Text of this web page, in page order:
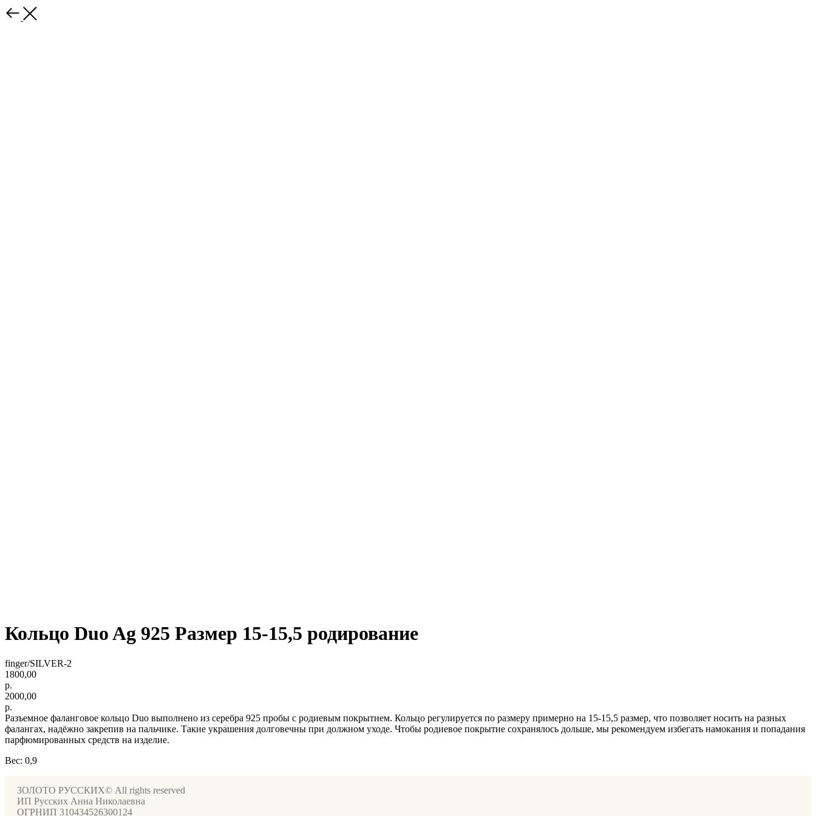
Кольцо Duo Ag 925 Размер 15-15,5 родирование
finger/SILVER-2
1800,00
р.
2000,00
р.
Разъемное фаланговое кольцо Duo выполнено из серебра 925 пробы с родиевым покрытием. Кольцо регулируется по размеру примерно на 15-15,5 размер, что позволяет носить на разных
фалангах, надёжно закрепив на пальчике. Такие украшения долговечны при должном уходе. Чтобы родиевое покрытие сохранялось дольше, мы рекомендуем избегать намокания и попадания
парфюмированных средств на изделие.
Вес: 0,9
ЗОЛОТО РУССКИХ© All rights reserved
ИП Русских Анна Николаевна
ОГРНИП 310434526300124